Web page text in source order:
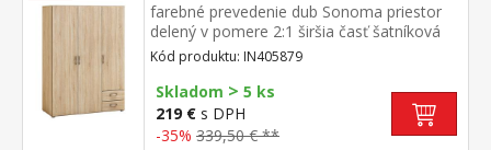
farebné prevedenie dub Sonoma priestor
delený v pomere 2:1 širšia časť šatníková
tyč, užšia časť 2 variabilné police, 2
zásuvky ku skrini je možno dokúpiť
nadstavec IN405069
Kód produktu: IN405879
Skladom > 5 ks
219 € s DPH
-35% 339,50 € **